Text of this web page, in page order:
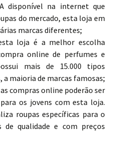
disponível na internet que
do mercado, esta loja em
marcas diferentes;
loja é a melhor escolha
online de perfumes e
mais de 15.000 tipos
maioria de marcas famosas;
as compras online poderão ser
os jovens com esta loja.
roupas específicas para o
de qualidade e com preços